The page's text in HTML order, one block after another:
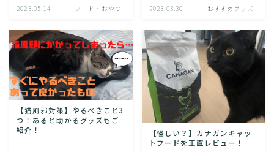
2023.05.14 フード・おやつ 2023.03.30 おすすめグッズ
【猫風邪対策】やるべきこと3
つ！あると助かるグッズもご
紹介！
【怪しい？】カナガンキャッ
トフードを正直レビュー！